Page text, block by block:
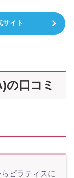
イト
の口コミ
ピラティスに